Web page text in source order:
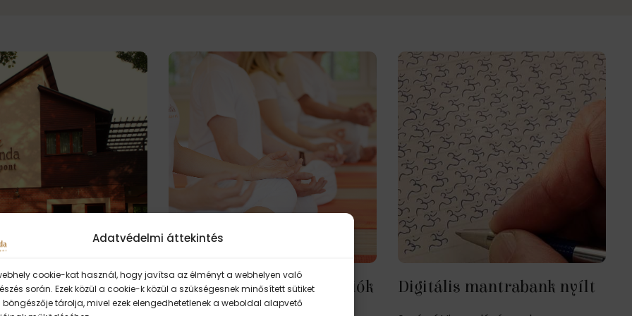
Adatvédelmi áttekintés
cookie-kat használ, hogy javítsa az élményt a webhelyen való
során. Ezek közül a cookie-k közül a szükségesnek minősített sütiket
böngészője tárolja, mivel ezek elengedhetetlenek a weboldal alapvető
Sivánanda
Ingyenes reggeli meditációk
Omkárával
Digitális mantrabank nyílt